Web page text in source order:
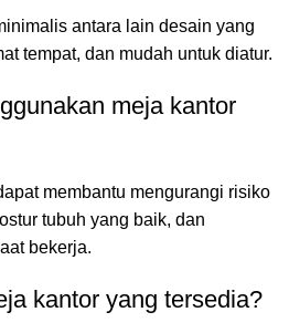
antara lain desain yang
tempat, dan mudah untuk diatur.
meja kantor
membantu mengurangi risiko
tubuh yang baik, dan
bekerja.
kantor yang tersedia?